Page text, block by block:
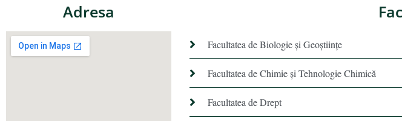
Adresa
Facultatea de Biologie și Geoștiințe
Facultatea de Chimie şi Tehnologie Chimică
Facultatea de Drept